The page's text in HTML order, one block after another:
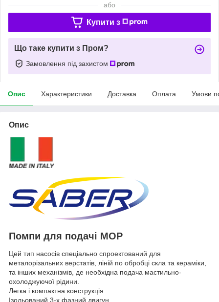
або
Купити з
Що таке купити з Пром?
Замовлення під захистом
Опис Характеристики Доставка Оплата Умови
Опис
Помпи для подачі МОР
Цей тип насосів спеціально спроектований для
металорізальних верстатів, ліній по обробці скла та кераміки,
та інших механізмів, де необхідна подача мастильно-
охолоджуючої рідини.
Легка і компактна конструкція
Ізольований 3-х фазний двигун.